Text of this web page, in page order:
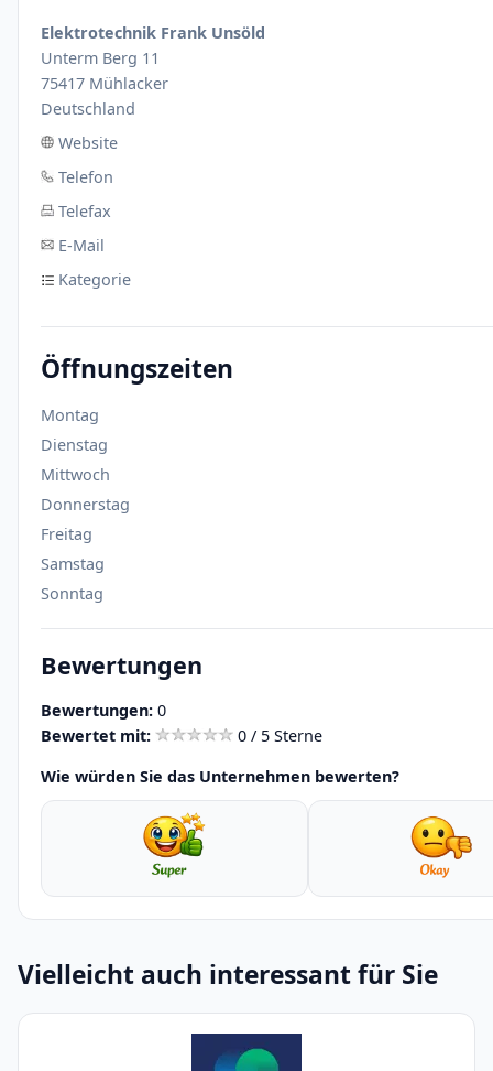
Elektrotechnik Frank Unsöld
Unterm Berg 11
75417 Mühlacker
Deutschland
Website
Telefon
Telefax
E-Mail
Kategorie
Öffnungszeiten
Montag
Dienstag
Mittwoch
Donnerstag
Freitag
Samstag
Sonntag
Bewertungen
Bewertungen: 0
Bewertet mit:
0 / 5 Sterne
Wie würden Sie das Unternehmen bewerten?
Vielleicht auch interessant für Sie